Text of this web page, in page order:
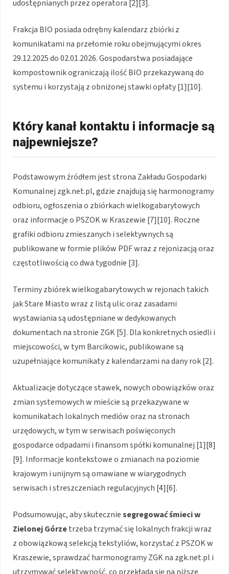
udostępnianych przez operatora [2][3].
Frakcja BIO posiada odrębny kalendarz zbiórki z
komunikatami na przełomie roku obejmującymi okres
29.12.2025 do 02.01.2026. Gospodarstwa posiadające
kompostownik ograniczają ilość BIO przekazywaną do
systemu i korzystają z obniżonej stawki opłaty [1][10].
Który kanał kontaktu i informacje są
najpewniejsze?
Podstawowym źródłem jest strona Zakładu Gospodarki
Komunalnej zgk.net.pl, gdzie znajdują się harmonogramy
odbioru, ogłoszenia o zbiórkach wielkogabarytowych
oraz informacje o PSZOK w Kraszewie [7][10]. Roczne
grafiki odbioru zmieszanych i selektywnych są
publikowane w formie plików PDF wraz z rejonizacją oraz
częstotliwością co dwa tygodnie [3].
Terminy zbiórek wielkogabarytowych w rejonach takich
jak Stare Miasto wraz z listą ulic oraz zasadami
wystawiania są udostępniane w dedykowanych
dokumentach na stronie ZGK [5]. Dla konkretnych osiedli i
miejscowości, w tym Barcikowic, publikowane są
uzupełniające komunikaty z kalendarzami na dany rok [2].
Aktualizacje dotyczące stawek, nowych obowiązków oraz
zmian systemowych w mieście są przekazywane w
komunikatach lokalnych mediów oraz na stronach
urzędowych, w tym w serwisach poświęconych
gospodarce odpadami i finansom spółki komunalnej [1][8]
[9]. Informacje kontekstowe o zmianach na poziomie
krajowym i unijnym są omawiane w wiarygodnych
serwisach i streszczeniach regulacyjnych [4][6].
Podsumowując, aby skuteczniesegregować śmieci w
Zielonej Górzetrzeba trzymać się lokalnych frakcji wraz
z obowiązkową selekcją tekstyliów, korzystać z PSZOK w
Kraszewie, sprawdzać harmonogramy ZGK na zgk.net.pl i